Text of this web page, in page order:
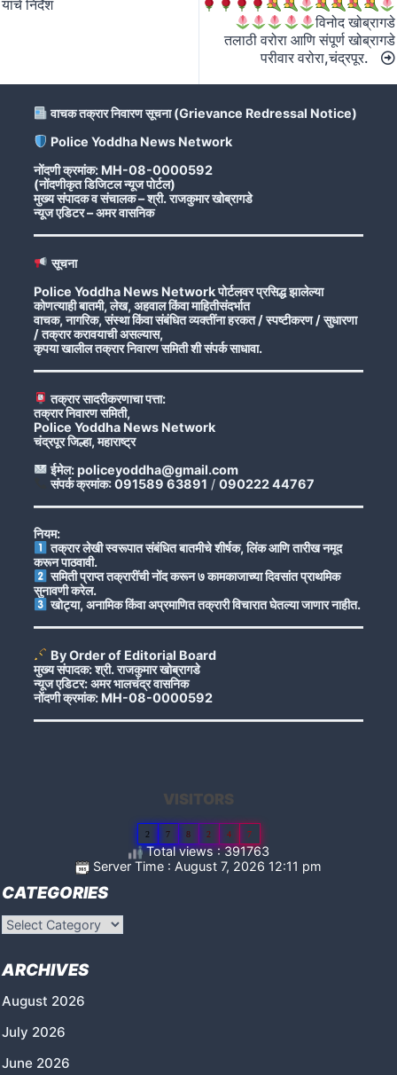
यांचे निर्देश
विनोद खोब्रागडे
तलाठी वरोरा आणि संपूर्ण खोब्रागडे
परीवार वरोरा,चंद्रपूर.
वाचक तक्रार निवारण सूचना (Grievance Redressal Notice)
Police Yoddha News Network
नोंदणी क्रमांक: MH-08-0000592
(नोंदणीकृत डिजिटल न्यूज पोर्टल)
मुख्य संपादक व संचालक – श्री. राजकुमार खोब्रागडे
न्यूज एडिटर – अमर वासनिक
सूचना
Police Yoddha News Network पोर्टलवर प्रसिद्ध झालेल्या
कोणत्याही बातमी, लेख, अहवाल किंवा माहितीसंदर्भात
वाचक, नागरिक, संस्था किंवा संबंधित व्यक्तींना हरकत / स्पष्टीकरण / सुधारणा
/ तक्रार करावयाची असल्यास,
कृपया खालील तक्रार निवारण समिती शी संपर्क साधावा.
तक्रार सादरीकरणाचा पत्ता:
तक्रार निवारण समिती,
Police Yoddha News Network
चंद्रपूर जिल्हा, महाराष्ट्र
ईमेल: policeyoddha@gmail.com
संपर्क क्रमांक: 091589 63891 / 090222 44767
नियम:
तक्रार लेखी स्वरूपात संबंधित बातमीचे शीर्षक, लिंक आणि तारीख नमूद
करून पाठवावी.
समिती प्राप्त तक्रारींची नोंद करून ७ कामकाजाच्या दिवसांत प्राथमिक
सुनावणी करेल.
खोट्या, अनामिक किंवा अप्रमाणित तक्रारी विचारात घेतल्या जाणार नाहीत.
By Order of Editorial Board
मुख्य संपादक: श्री. राजकुमार खोब्रागडे
न्यूज एडिटर: अमर भालचंद्र वासनिक
नोंदणी क्रमांक: MH-08-0000592
VISITORS
2 7 8 2 4 7
Total views : 391763
Server Time : August 7, 2026 12:11 pm
CATEGORIES
Categories
ARCHIVES
August 2026
July 2026
June 2026